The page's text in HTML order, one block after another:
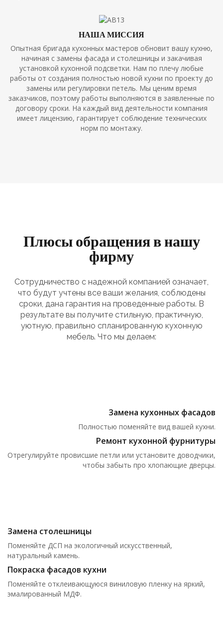
НАША МИССИЯ
Опытная бригада кухонных мастеров обновит вашу кухню,
начиная с замены фасада и столешницы и закачивая
установкой кухонной подсветки. Нам по плечу любые
работы от создания полностью новой кухни по проекту до
замены или регулировки петель. Мы ценим время
заказчиков, поэтому работы выполняются в заявленные по
договору сроки. На каждый вид деятельности компания
имеет лицензию, гарантирует соблюдение технических
норм по монтажу.
Плюсы обращения в нашу
фирму
Сотрудничество с надежной компанией означает,
что будут учтены все ваши желания, соблюдены
сроки, дана гарантия на проведенные работы. В
результате вы получите стильную, практичную,
уютную, правильно спланированную кухонную
мебель. Что мы делаем:
Замена кухонных фасадов
Полностью поменяйте вид вашей кухни.
Ремонт кухонной фурнитуры
Отрегулируйте провисшие петли или установите доводчики,
чтобы забыть про хлопающие дверцы.
Замена столешницы
Поменяйте ДСП на экологичный искусственный,
натуральный камень.
Покраска фасадов кухни
Поменяйте отклеивающуюся виниловую пленку на яркий,
эмалированный МДФ.